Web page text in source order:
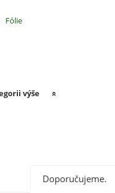
Fólie
výše
Doporučujeme.